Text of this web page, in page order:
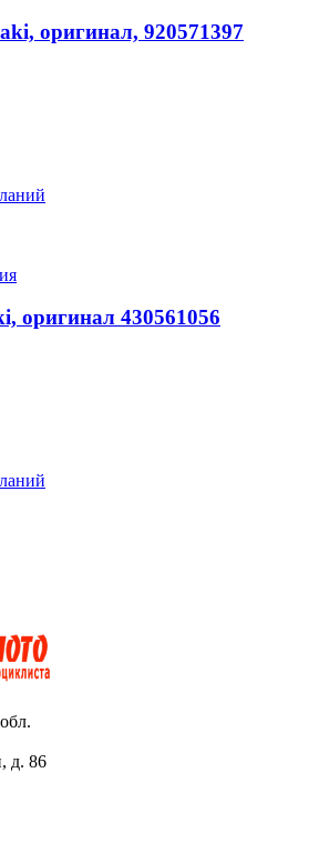
оригинал, 920571397
оригинал 430561056
д. 86